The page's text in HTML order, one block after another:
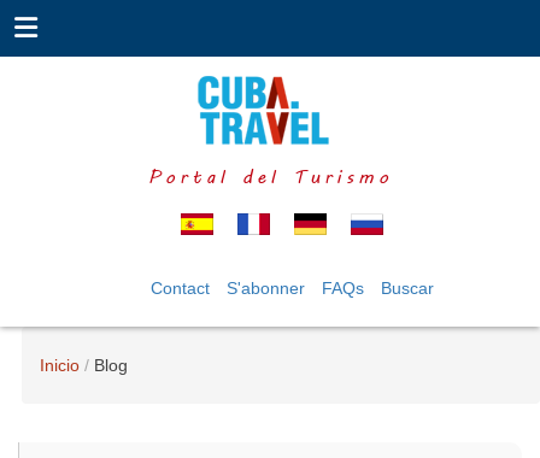
Portal del Turismo
Contact S'abonner FAQs Buscar
Inicio Blog